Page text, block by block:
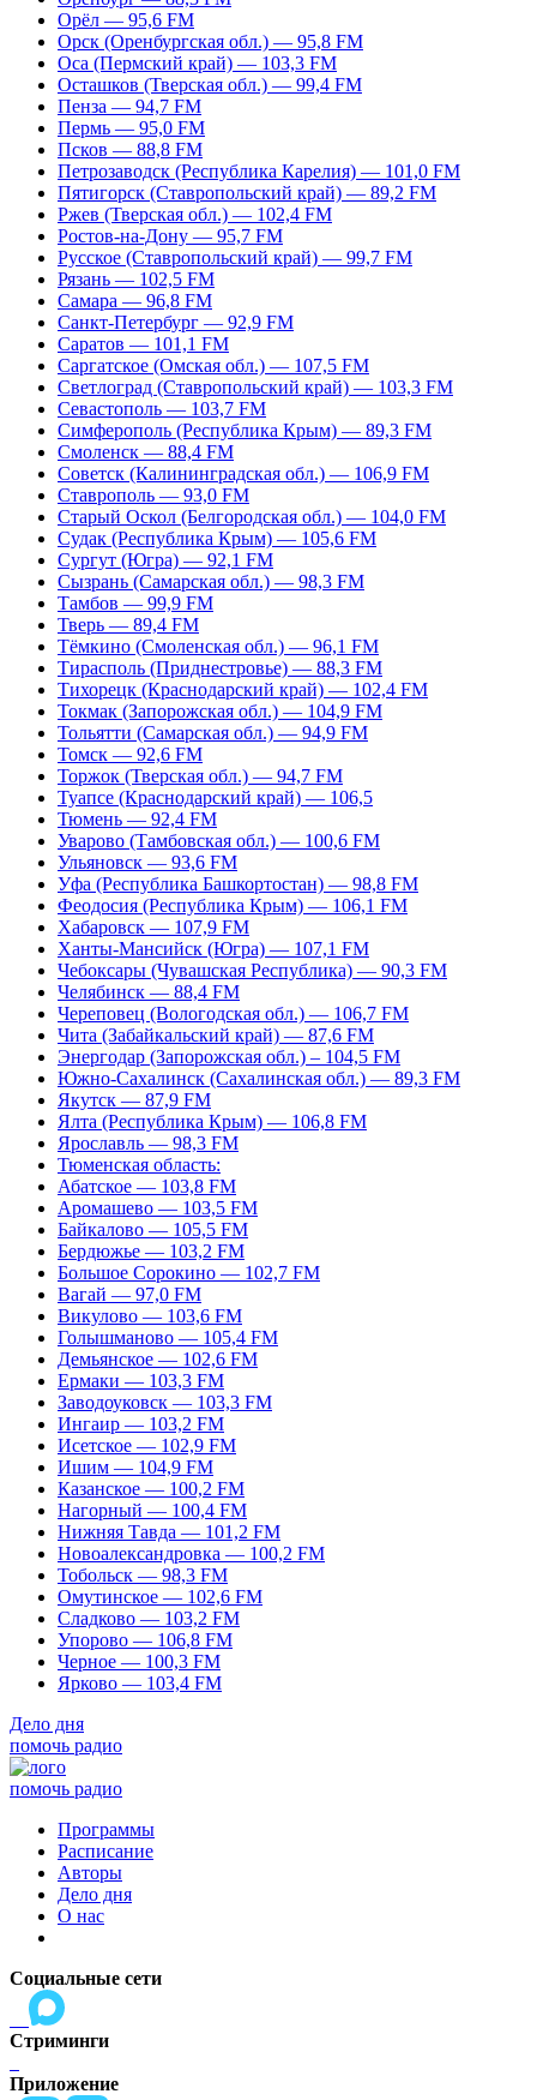
Орёл — 95,6 FM
Орск (Оренбургская обл.) — 95,8 FM
Оса (Пермский край) — 103,3 FM
Осташков (Тверская обл.) — 99,4 FM
Пенза — 94,7 FM
Пермь — 95,0 FM
Псков — 88,8 FM
Петрозаводск (Республика Карелия) — 101,0 FM
Пятигорск (Ставропольский край) — 89,2 FM
Ржев (Тверская обл.) — 102,4 FM
Ростов-на-Дону — 95,7 FM
Русское (Ставропольский край) — 99,7 FM
Рязань — 102,5 FM
Самара — 96,8 FM
Санкт-Петербург — 92,9 FM
Саратов — 101,1 FM
Саргатское (Омская обл.) — 107,5 FM
Светлоград (Ставропольский край) — 103,3 FM
Севастополь — 103,7 FM
Симферополь (Республика Крым) — 89,3 FM
Смоленск — 88,4 FM
Советск (Калининградская обл.) — 106,9 FM
Ставрополь — 93,0 FM
Старый Оскол (Белгородская обл.) — 104,0 FM
Судак (Республика Крым) — 105,6 FM
Сургут (Югра) — 92,1 FM
Сызрань (Самарская обл.) — 98,3 FM
Тамбов — 99,9 FM
Тверь — 89,4 FM
Тёмкино (Смоленская обл.) — 96,1 FM
Тирасполь (Приднестровье) — 88,3 FM
Тихорецк (Краснодарский край) — 102,4 FM
Токмак (Запорожская обл.) — 104,9 FM
Тольятти (Самарская обл.) — 94,9 FM
Томск — 92,6 FM
Торжок (Тверская обл.) — 94,7 FM
Туапсе (Краснодарский край) — 106,5
Тюмень — 92,4 FM
Уварово (Тамбовская обл.) — 100,6 FM
Ульяновск — 93,6 FM
Уфа (Республика Башкортостан) — 98,8 FM
Феодосия (Республика Крым) — 106,1 FM
Хабаровск — 107,9 FM
Ханты-Мансийск (Югра) — 107,1 FM
Чебоксары (Чувашская Республика) — 90,3 FM
Челябинск — 88,4 FM
Череповец (Вологодская обл.) — 106,7 FM
Чита (Забайкальский край) — 87,6 FM
Энергодар (Запорожская обл.) – 104,5 FM
Южно-Сахалинск (Сахалинская обл.) — 89,3 FM
Якутск — 87,9 FM
Ялта (Республика Крым) — 106,8 FM
Ярославль — 98,3 FM
Тюменская область:
Абатское — 103,8 FM
Аромашево — 103,5 FM
Байкалово — 105,5 FM
Бердюжье — 103,2 FM
Большое Сорокино — 102,7 FM
Вагай — 97,0 FM
Викулово — 103,6 FM
Голышманово — 105,4 FM
Демьянское — 102,6 FM
Ермаки — 103,3 FM
Заводоуковск — 103,3 FM
Ингаир — 103,2 FM
Исетское — 102,9 FM
Ишим — 104,9 FM
Казанское — 100,2 FM
Нагорный — 100,4 FM
Нижняя Тавда — 101,2 FM
Новоалександровка — 100,2 FM
Тобольск — 98,3 FM
Омутинское — 102,6 FM
Сладково — 103,2 FM
Упорово — 106,8 FM
Черное — 100,3 FM
Ярково — 103,4 FM
Дело дня
помочь радио
помочь радио
Программы
Расписание
Авторы
Дело дня
О нас
Социальные сети
Стриминги
Приложение